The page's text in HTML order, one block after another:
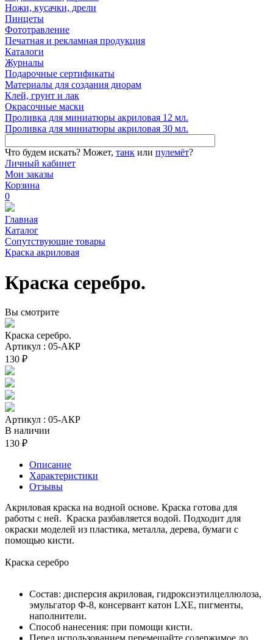
Ножи, кусачки, дрели
Пинцеты
Фототравление
Печатная и рекламная продукция
Каталоги
Журналы
Подарочные сертификаты
Материалы для создания диорам
Клей, грунт и лак
Окрасочные маски
Проливка для миниатюры акриловая 12 мл.
Проливка для миниатюры акриловая 30 мл.
Что будем искать? Может, танк или пулемёт?
Личный кабинет
Мои заказы
Корзина
0
Главная
Каталог
Сопутствующие товары
Краска акриловая
Краска серебро.
Вы смотрите
Краска серебро.
Артикул : 05-АКР
130 ₽
Артикул : 05-АКР
В наличии
130 ₽
Описание
Характеристики
Отзывы
Акриловая краска на водной основе. Краска готова для
работы с ней. Краска разбавляется водой. Подходит для
окраски моделей из пластика, металла, дерева, бумаги с
помощью кисти.
Краска серебро
Состав: дисперсия акриловая, гидроксиэтилцеллюлоза,
эмульгатор Ф-8, консервант катон LXE, пигменты,
наполнители.
Способ нанесения: при помощи кисти.
Перед использованием перемешайте содержимое до